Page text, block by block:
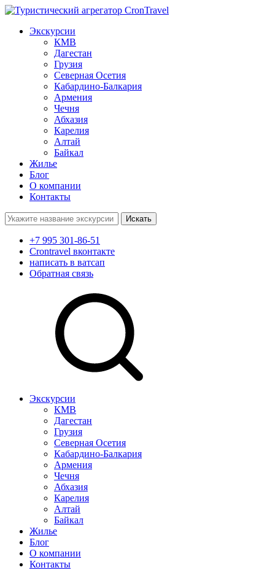
Экскурсии
КМВ
Дагестан
Грузия
Северная Осетия
Кабардино-Балкария
Армения
Чечня
Абхазия
Карелия
Алтай
Байкал
Жилье
Блог
О компании
Контакты
Поиск:
+7 995 301-86-51
Crontravel вконтакте
написать в ватсап
Обратная связь
Экскурсии
КМВ
Дагестан
Грузия
Северная Осетия
Кабардино-Балкария
Армения
Чечня
Абхазия
Карелия
Алтай
Байкал
Жилье
Блог
О компании
Контакты